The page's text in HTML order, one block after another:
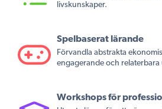
livskunskaper.
Spelbaserat lärande
Förvandla abstrakta
engagerande och relaterbara
Workshops för